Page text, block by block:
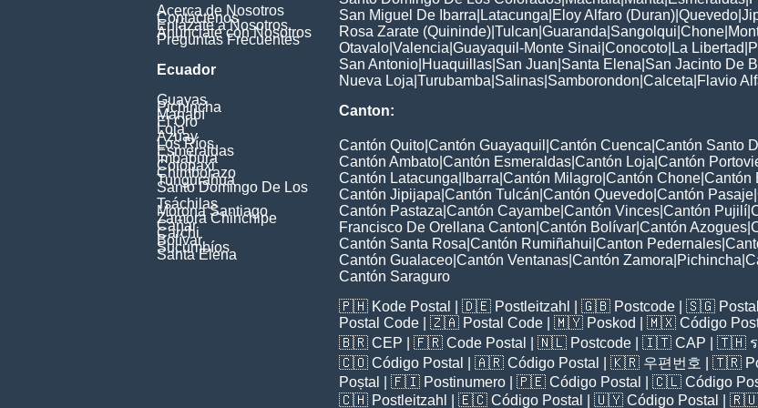
Acerca de Nosotros
Contáctenos
Enlázate a Nosotros
Anúnciate con Nosotros
Preguntas Frecuentes
Ecuador
Guayas
Pichincha
Manabí
El Oro
Loja
Azuay
Los Ríos
Esmeraldas
Imbabura
Cotopaxi
Chimborazo
Tungurahua
Santo Domingo De Los
Tsáchilas
Morona Santiago
Zamora Chinchipe
Cañar
Carchi
Bolívar
Sucumbíos
Santa Elena
San Miguel De Ibarra Latacunga Eloy Alfaro (Duran) Quevedo
Rosa Zarate (Quininde) Tulcan Guaranda Sangolqui Chone
Otavalo Valencia Guayaquil-Monte Sinai Conocoto La Libertad
San Antonio Huaquillas San Juan Santa Elena San Jacinto De
Nueva Loja Turubamba Salinas Samborondon Calceta Flavio
Canton:
Cantón Quito Cantón Guayaquil Cantón Cuenca Cantón Santo
Cantón Ambato Cantón Esmeraldas Cantón Loja Cantón
Cantón Latacunga
Ibarra Cantón Milagro Cantón Chone Cantón
Cantón Jipijapa Cantón Tulcán Cantón Quevedo Cantón Pasaje
Cantón Pastaza Cantón Cayambe Cantón Vinces Cantón Pujilí
Francisco De Orellana Canton Cantón Bolívar Cantón Azogues
Cantón Santa Rosa Cantón Rumiñahui Canton Pedernales
Cantón Gualaceo Cantón Ventanas Cantón Zamora Pichincha
Cantón Saraguro
🇵🇭 Kode Postal | 🇩🇪 Postleitzahl | 🇬🇧 Postcode | 🇸🇬
Postal Code | 🇿🇦 Postal Code | 🇲🇾 Poskod | 🇲🇽 Código
🇧🇷 CEP | 🇫🇷 Code Postal | 🇳🇱 Postcode | 🇮🇹 CAP | 🇹🇭
🇨🇴 Código Postal | 🇦🇷 Código Postal | 🇰🇷 우편번호 | 🇹🇷
Poștal
| 🇫🇮 Postinumero | 🇵🇪 Código Postal | 🇨🇱 Código
🇨🇭 Postleitzahl | 🇪🇨 Código Postal | 🇺🇾 Código Postal | 🇷🇺